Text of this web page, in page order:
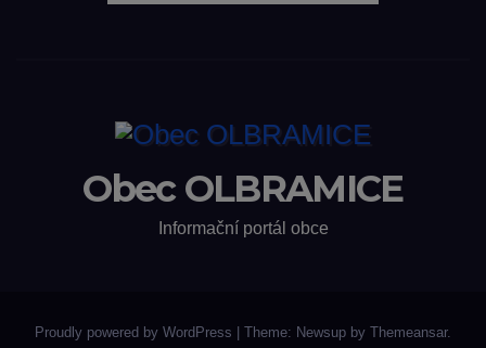
Obec OLBRAMICE
Informační portál obce
Proudly powered by WordPress Theme: Newsup by Themeansar.